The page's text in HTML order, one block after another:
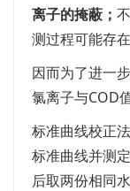
离子的掩蔽；
测过程可能存
因而为了进一
氯离子与COD
标准曲线校正
标准曲线并测
后取两份相同